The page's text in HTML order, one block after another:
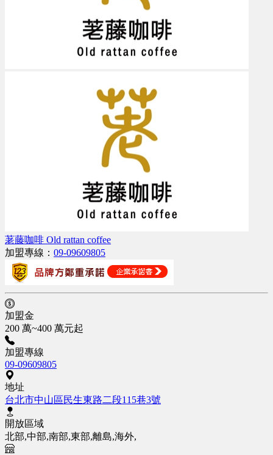
荖藤咖啡 Old rattan coffee
加盟專線： 09-09609805
加盟金
200 萬~400 萬元起
加盟專線
09-09609805
地址
台北市中山區民生東路二段115巷3號
開放區域
北部,中部,南部,東部,離島,海外,